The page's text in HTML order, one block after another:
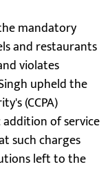
mandatory
and restaurants
violates
upheld the
(CCPA)
of service
such charges
left to the